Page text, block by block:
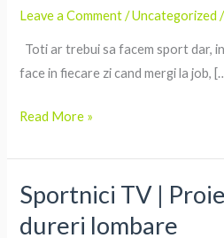
Leave a Comment /Uncategorized /
Toti ar trebui sa facem sport dar,
face in fiecare zi cand mergi la job,
BUCURESTI
Read More »
Sportnici TV |
dureri lombare
Sportnici
TV